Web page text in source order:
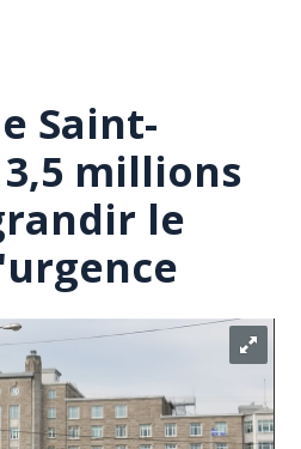
Saint-
millions
le